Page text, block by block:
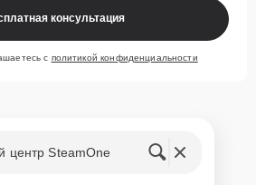
консультация
с политикой конфиденциальности
центр SteamOne